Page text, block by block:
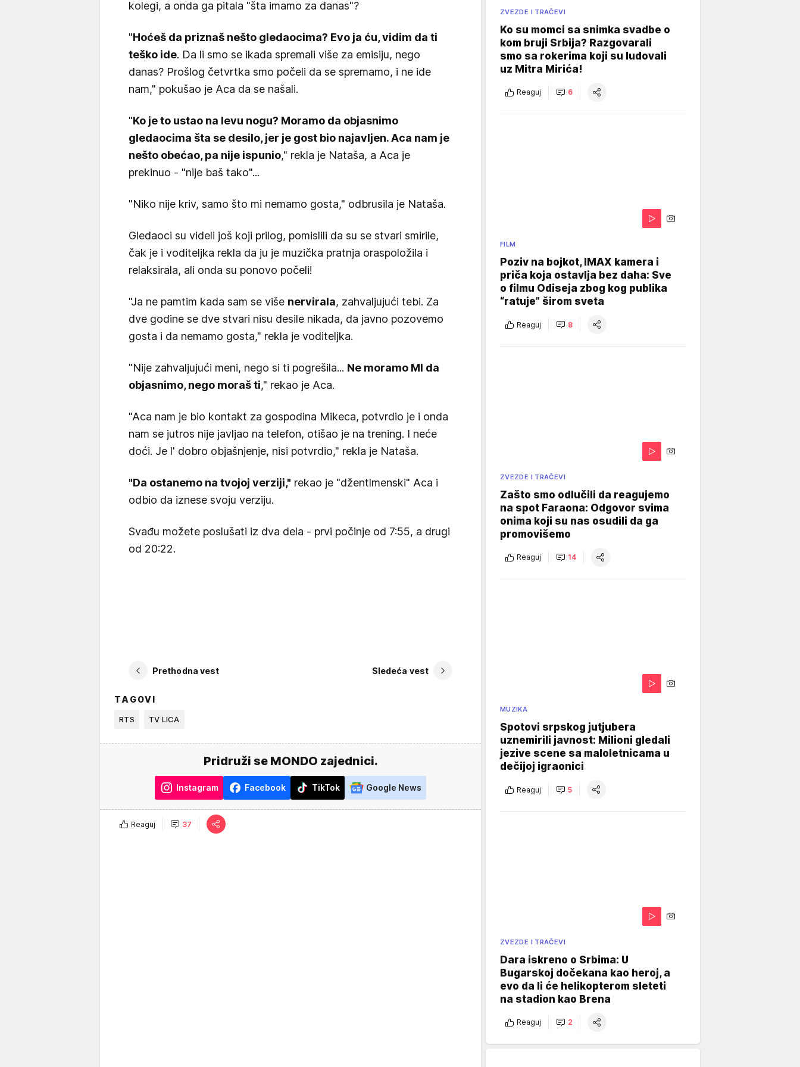
kolegi, a onda ga pitala "šta imamo za danas"?
"Hoćeš da priznaš nešto gledaocima? Evo ja ću, vidim da ti
teško ide. Da li smo se ikada spremali više za emisiju, nego
danas? Prošlog četvrtka smo počeli da se spremamo, i ne ide
nam," pokušao je Aca da se našali.
"Ko je to ustao na levu nogu? Moramo da objasnimo
gledaocima šta se desilo, jer je gost bio najavljen. Aca nam je
nešto obećao, pa nije ispunio," rekla je Nataša, a Aca je
prekinuo - "nije baš tako"...
"Niko nije kriv, samo što mi nemamo gosta," odbrusila je Nataša.
Gledaoci su videli još koji prilog, pomislili da su se stvari smirile,
čak je i voditeljka rekla da ju je muzička pratnja oraspoložila i
relaksirala, ali onda su ponovo počeli!
"Ja ne pamtim kada sam se više nervirala, zahvaljujući tebi. Za
dve godine se dve stvari nisu desile nikada, da javno pozovemo
gosta i da nemamo gosta," rekla je voditeljka.
"Nije zahvaljujući meni, nego si ti pogrešila... Ne moramo MI da
objasnimo, nego moraš ti," rekao je Aca.
"Aca nam je bio kontakt za gospodina Mikeca, potvrdio je i onda
nam se jutros nije javljao na telefon, otišao je na trening. I neće
doći. Je l' dobro objašnjenje, nisi potvrdio," rekla je Nataša.
"Da ostanemo na tvojoj verziji," rekao je "džentlmenski" Aca i
odbio da iznese svoju verziju.
Svađu možete poslušati iz dva dela - prvi počinje od 7:55, a drugi
od 20:22.
Prethodna vest Sledeća vest
TAGOVI
RTS TV LICA
Pridruži se MONDO zajednici.
Instagram Facebook TikTok Google News
Reaguj 37
ZVEZDE I TRAČEVI
Ko su momci sa snimka svadbe o
kom bruji Srbija? Razgovarali
smo sa rokerima koji su ludovali
uz Mitra Mirića!
Reaguj 6
FILM
Poziv na bojkot, IMAX kamera i
priča koja ostavlja bez daha: Sve
o filmu Odiseja zbog kog publika
“ratuje” širom sveta
Reaguj 8
ZVEZDE I TRAČEVI
Zašto smo odlučili da reagujemo
na spot Faraona: Odgovor svima
onima koji su nas osudili da ga
promovišemo
Reaguj 14
MUZIKA
Spotovi srpskog jutjubera
uznemirili javnost: Milioni gledali
jezive scene sa maloletnicama u
dečijoj igraonici
Reaguj 5
ZVEZDE I TRAČEVI
Dara iskreno o Srbima: U
Bugarskoj dočekana kao heroj, a
evo da li će helikopterom sleteti
na stadion kao Brena
Reaguj 2